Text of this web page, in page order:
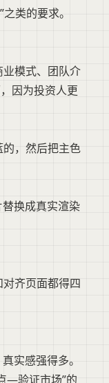
类的要求。
模式、团队介
因为投资人更
，然后把主色
换成真实渲染
齐页面都得四
实感强得多。
—验证市场”的